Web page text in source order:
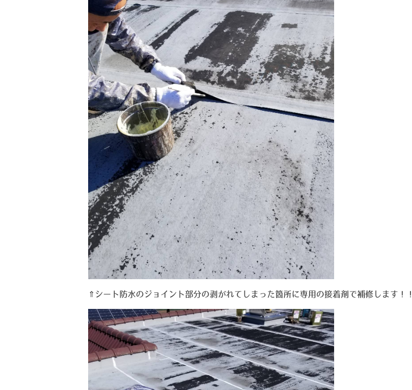
⇑シート防水のジョイント部分の剥がれてしまった箇所に専用の接着剤で補修します！！